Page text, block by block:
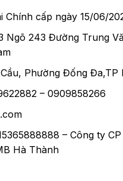
Chính cấp ngày 15/06/
Ngõ 243 Đường Trung
Phường Đống Đa,TP
– 0909858266
– Công ty
Hà Thành